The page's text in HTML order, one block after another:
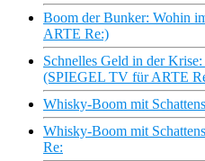
Boom der Bunker: Wohin
ARTE Re:)
Schnelles Geld in der
(SPIEGEL TV für ARTE
Whisky-Boom mit
Whisky-Boom mit
Re: